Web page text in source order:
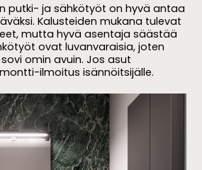
putki- ja sähkötyöt on hyvä antaa
Kalusteiden mukana tulevat
mutta hyvä asentaja säästää
ovat luvanvaraisia, joten
omin avuin. Jos asut
ilmoitus isännöitsijälle.